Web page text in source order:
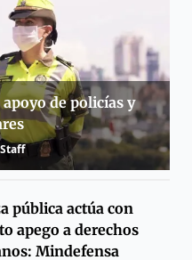
de policías y
pública actúa con
apego a derechos
Mindefensa